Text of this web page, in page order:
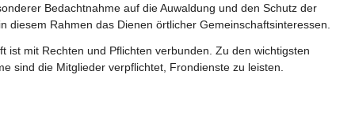
Bedachtnahme auf die Auwaldung und den Schutz der
Rahmen das Dienen örtlicher Gemeinschaftsinteressen.
mit Rechten und Pflichten verbunden. Zu den wichtigsten
sind die Mitglieder verpflichtet, Frondienste zu leisten.